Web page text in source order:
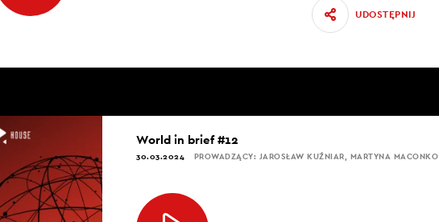
UDOSTĘPNIJ
World in brief #12
30.03.2024 PROWADZĄCY: JAROSŁAW KUŹNIAR, MARTYNA MACONKO